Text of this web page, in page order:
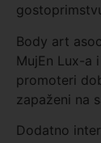
Body art
MujEn Lux-a
promoteri
zapaženi na
Dodatno